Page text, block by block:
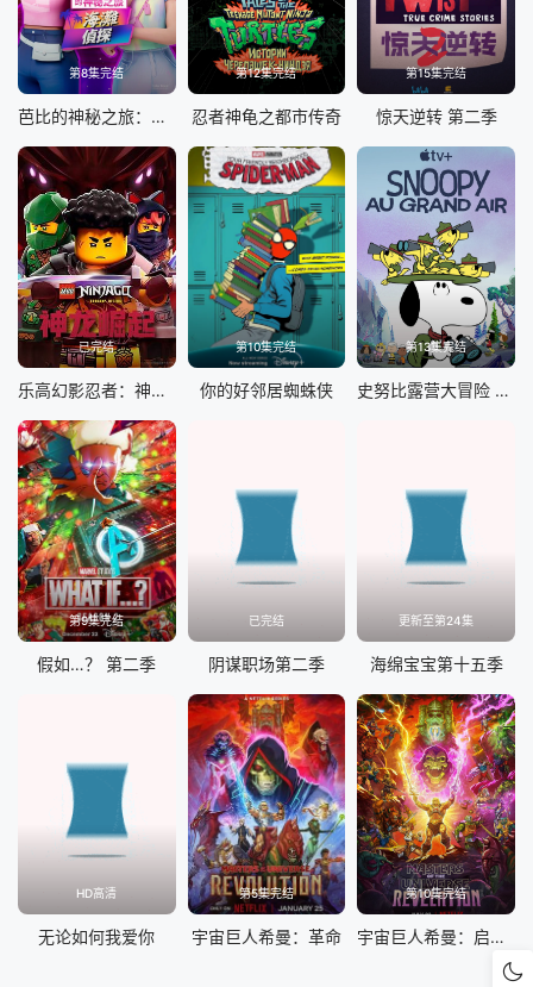
第8集完结
芭比的神秘之旅：海滩探案集国语
第12集完结
忍者神龟之都市传奇
第15集完结
惊天逆转 第二季
已完结
乐高幻影忍者：神龙崛起第三季
第10集完结
你的好邻居蜘蛛侠
第13集完结
史努比露营大冒险 第一季
第9集完结
假如…？ 第二季
已完结
阴谋职场第二季
更新至第24集
海绵宝宝第十五季
HD高清
无论如何我爱你
第5集完结
宇宙巨人希曼：革命
第10集完结
宇宙巨人希曼：启示录 第一季